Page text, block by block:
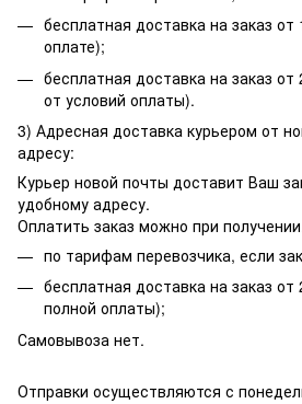
бесплатная доставка на заказ от
оплате);
бесплатная доставка на заказ
от условий оплаты).
3) Адресная доставка курьером от
адресу:
Курьер новой почты доставит Ваш
удобному адресу.
Оплатить заказ можно при
по тарифам перевозчика, если
бесплатная доставка на заказ от
полной оплаты);
Самовывоза нет.
Отправки осуществляются с